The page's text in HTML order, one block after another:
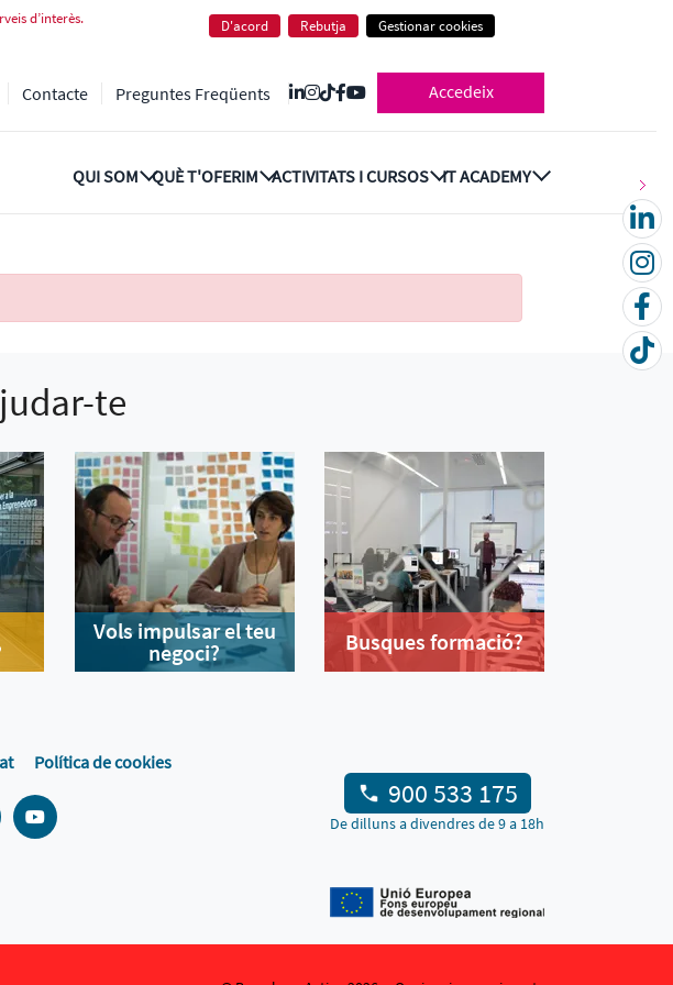
d’interès.
D'acord Rebutja Gestionar cookies
Contacte Preguntes Freqüents Accedeix
QUI SOM QUÈ T'OFERIM ACTIVITATS I CURSOS IT ACADEMY
te
Vols impulsar el teu
negoci?
Busques formació?
Política de cookies
900 533 175
De dilluns a divendres de 9 a 18h